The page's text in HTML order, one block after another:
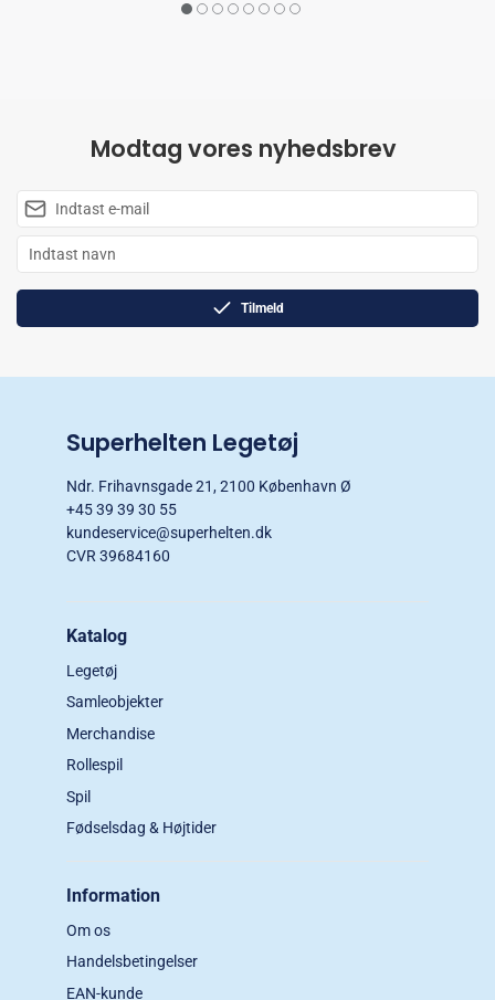
Modtag vores nyhedsbrev
Tilmeld
Superhelten Legetøj
Ndr. Frihavnsgade 21, 2100 København Ø
+45 39 39 30 55
kundeservice@superhelten.dk
CVR 39684160
Katalog
Legetøj
Samleobjekter
Merchandise
Rollespil
Spil
Fødselsdag & Højtider
Information
Om os
Handelsbetingelser
EAN-kunde